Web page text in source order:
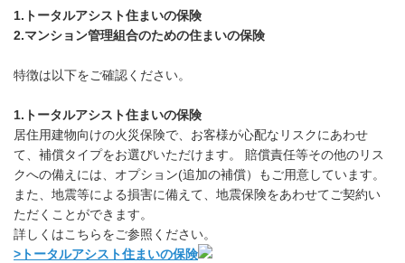
1.トータルアシスト住まいの保険
2.マンション管理組合のための住まいの保険
特徴は以下をご確認ください。
1.トータルアシスト住まいの保険
居住用建物向けの火災保険で、お客様が心配なリスクにあわせ
て、補償タイプをお選びいただけます。 賠償責任等その他のリス
クへの備えには、オプション(追加の補償）もご用意しています。
また、地震等による損害に備えて、地震保険をあわせてご契約い
ただくことができます。
詳しくはこちらをご参照ください。
>トータルアシスト住まいの保険